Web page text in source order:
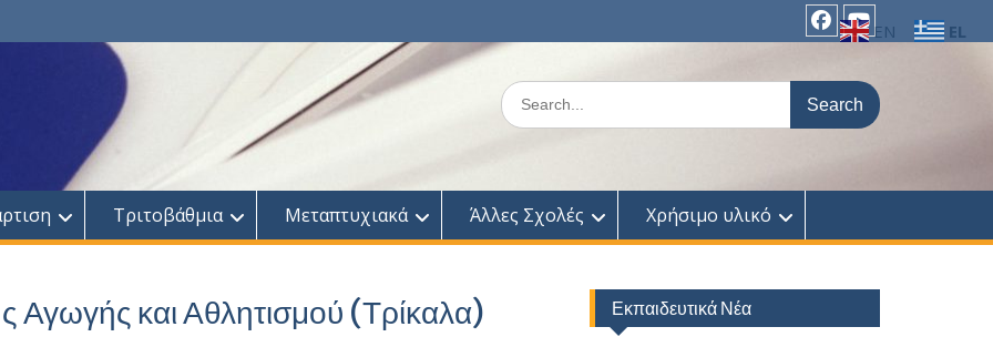
facebook
Youtube
Search
for:
Τριτοβάθμια Μεταπτυχιακά Άλλες Σχολές Χρήσιμο υλικό
και Αθλητισμού (Τρίκαλα) Εκπαιδευτικά Νέα
EN EL